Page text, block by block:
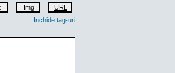
Inchide tag-uri